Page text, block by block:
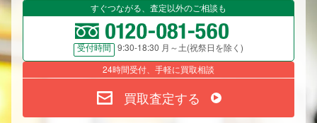
すぐつながる、査定以外のご相談も
受付時間
9:30-18:30 月～土(祝祭日を除く)
24時間受付、手軽に買取相談
買取査定する